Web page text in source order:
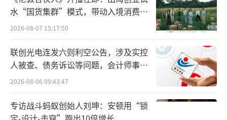
缘何短期资金价格收紧
每逢月末，市场资金面难免有所波动。
从目前表现来看涨跌不一。7月30日，上海
银行间同业拆放利率（Shibor）隔夜上行0.8个
基点报1.639%，7天Shibor下行8.1个基点报1.
水“国货集群”模式，带动入境消费反
向种草
2026-08-07 15:17:50
联创光电连发六则利空公告，涉及实控
人被查、债务诉讼等问题，会计师事务
所曾出具“保留意见”
2026-08-06 09:43:47
专访战斗蚂蚁创始人刘坤：安顿用“锁